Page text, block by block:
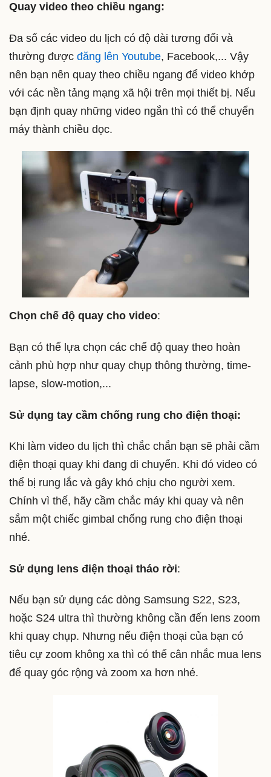
Quay video theo chiều ngang:
Đa số các video du lịch có độ dài tương đối và
thường được đăng lên Youtube, Facebook,... Vậy
nên bạn nên quay theo chiều ngang để video khớp
với các nền tảng mạng xã hội trên mọi thiết bị. Nếu
bạn định quay những video ngắn thì có thể chuyển
máy thành chiều dọc.
Chọn chế độ quay cho video:
Bạn có thể lựa chọn các chế độ quay theo hoàn
cảnh phù hợp như quay chụp thông thường, time-
lapse, slow-motion,...
Sử dụng tay cầm chống rung cho điện thoại:
Khi làm video du lịch thì chắc chắn bạn sẽ phải cầm
điện thoại quay khi đang di chuyển. Khi đó video có
thể bị rung lắc và gây khó chịu cho người xem.
Chính vì thế, hãy cầm chắc máy khi quay và nên
sắm một chiếc gimbal chống rung cho điện thoại
nhé.
Sử dụng lens điện thoại tháo rời:
Nếu bạn sử dụng các dòng Samsung S22, S23,
hoặc S24 ultra thì thường không cần đến lens zoom
khi quay chụp. Nhưng nếu điện thoại của bạn có
tiêu cự zoom không xa thì có thể cân nhắc mua lens
để quay góc rộng và zoom xa hơn nhé.